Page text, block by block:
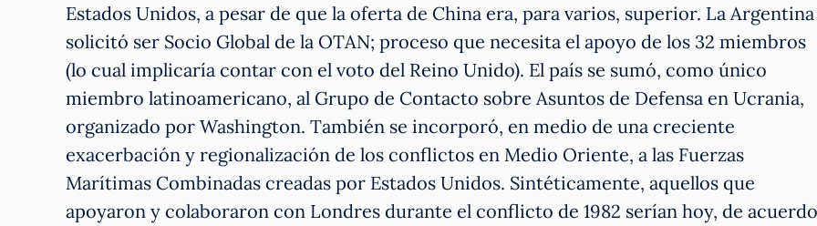
Estados Unidos, a pesar de que la oferta de China era, para varios, superior. La Argentina
solicitó ser Socio Global de la OTAN; proceso que necesita el apoyo de los 32 miembros
(lo cual implicaría contar con el voto del Reino Unido). El país se sumó, como único
miembro latinoamericano, al Grupo de Contacto sobre Asuntos de Defensa en Ucrania,
organizado por Washington. También se incorporó, en medio de una creciente
exacerbación y regionalización de los conflictos en Medio Oriente, a las Fuerzas
Marítimas Combinadas creadas por Estados Unidos. Sintéticamente, aquellos que
apoyaron y colaboraron con Londres durante el conflicto de 1982 serían hoy, de acuerdo